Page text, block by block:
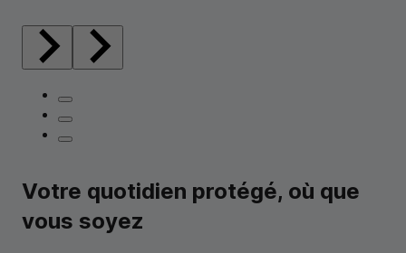
Votre quotidien protégé, où que
vous soyez